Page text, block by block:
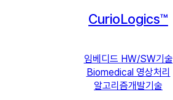
CurioLogics™
임베디드 HW/SW기술
Biomedical 영상처리
알고리즘개발기술